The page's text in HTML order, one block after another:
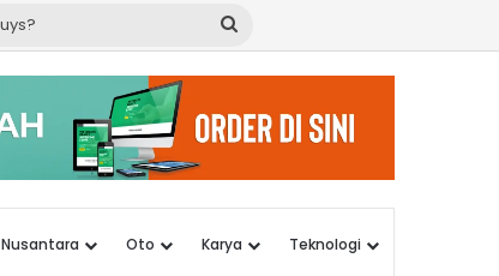
Cari
Guys?
Nusantara Oto Karya Teknologi